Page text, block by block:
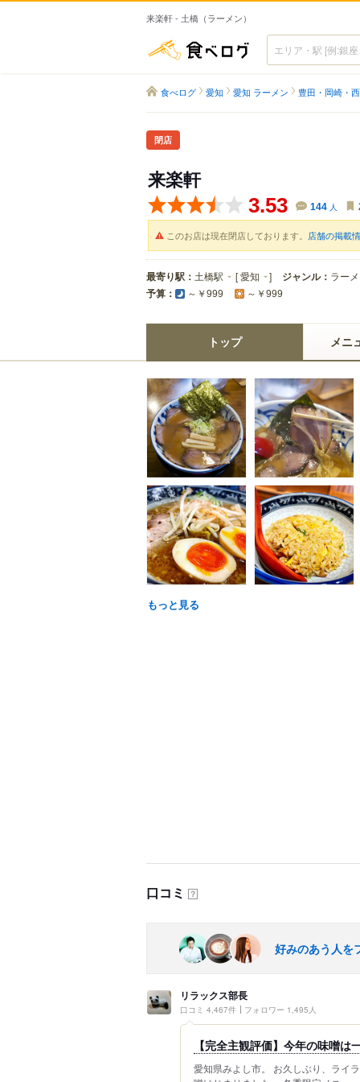
来楽軒 - 土橋（ラーメン）
食べログ
食べログ 愛知 愛知 ラーメン 豊田・岡崎・
閉店
来楽軒
3.53 144 人
このお店は現在閉店しております。 店舗の掲載
最寄り駅： 土橋駅 [愛知 ] ジャンル： ラー
予算： ～￥999 ～￥999
トップ メニ
もっと見る
口コミ ？
好みのあう人を
リラックス部長
口コミ 4,467件 フォロワー 1,495人
【完全主観評価】今年の味噌は
愛知県みよし市。 お久しぶり、ライ